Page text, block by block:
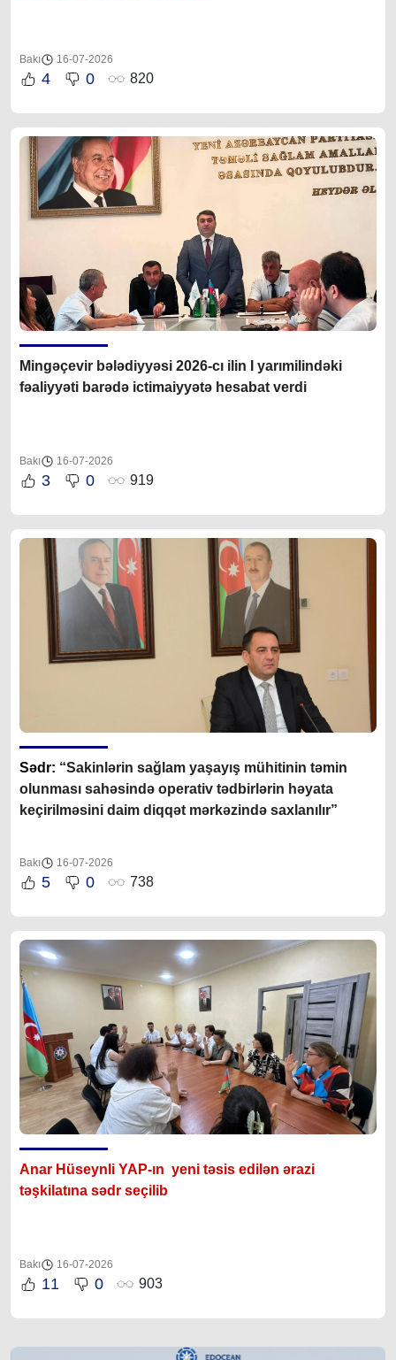
Bakı 16-07-2026
4 0 820
Mingəçevir bələdiyyəsi 2026-cı ilin I yarımilindəki
fəaliyyəti barədə ictimaiyyətə hesabat verdi
Bakı 16-07-2026
3 0 919
Sədr: “Sakinlərin sağlam yaşayış mühitinin təmin
olunması sahəsində operativ tədbirlərin həyata
keçirilməsini daim diqqət mərkəzində saxlanılır”
Bakı 16-07-2026
5 0 738
Anar Hüseynli YAP-ın yeni təsis edilən ərazi
təşkilatına sədr seçilib
Bakı 16-07-2026
11 0 903